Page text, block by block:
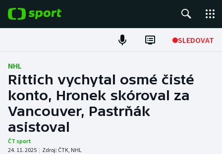
SLEDOVAT
Fotbal
Hokej
Tenis
Atletika
NHL
Rittich vychytal osmé čisté
konto, Hronek skóroval za
Vancouver, Pastrňák
asistoval
ČT sport
24. 11. 2025 | Zdroj: ČTK, NHL